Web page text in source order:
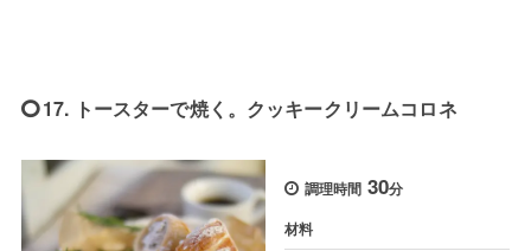
17. トースターで焼く。クッキークリームコロネ
調理時間 30分
材料